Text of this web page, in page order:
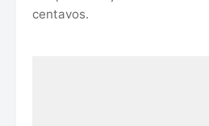
centavos.